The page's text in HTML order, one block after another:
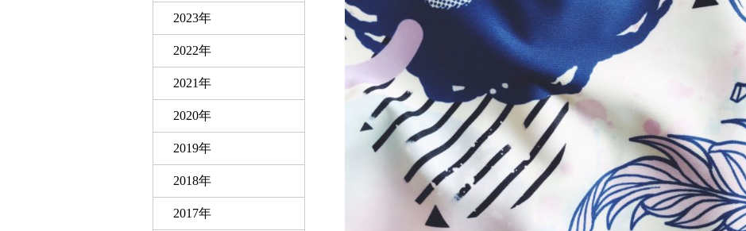
2023年
2022年
2021年
2020年
2019年
2018年
2017年